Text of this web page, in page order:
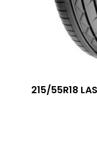
215/55R18